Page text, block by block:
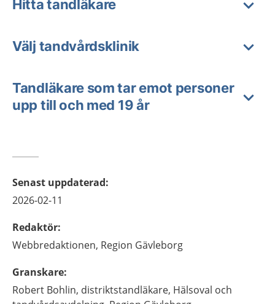
Hitta tandläkare
Välj tandvårdsklinik
Tandläkare som tar emot personer
upp till och med 19 år
Senast uppdaterad:
2026-02-11
Redaktör:
Webbredaktionen, Region Gävleborg
Granskare:
Robert Bohlin, distriktstandläkare, Hälsoval och